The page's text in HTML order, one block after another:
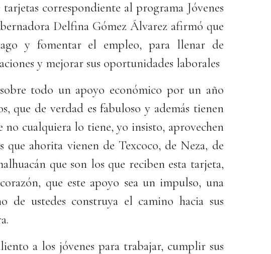
correspondiente al programa Jóvenes
Delfina Gómez Álvarez afirmó que
y fomentar el empleo, para llenar de
y mejorar sus oportunidades laborales
todo un apoyo económico por un año
que de verdad es fabuloso y además tienen
no cualquiera lo tiene, yo insisto, aprovechen
que ahorita vienen de Texcoco, de Neza, de
que son los que reciben esta tarjeta,
que este apoyo sea un impulso, una
de ustedes construya el camino hacia sus
a los jóvenes para trabajar, cumplir sus